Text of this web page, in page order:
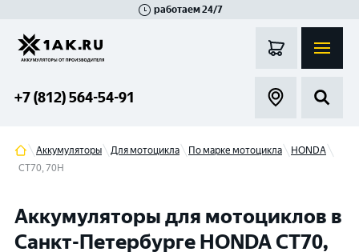
работаем 24/7
+7 (812) 564-54-91
Аккумуляторы Для мотоцикла По марке мотоцикла
HONDA
CT70, 70H
Аккумуляторы для мотоциклов в
Санкт-Петербурге HONDA CT70,
Гатчина